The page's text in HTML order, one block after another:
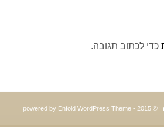
כדי לכתוב תגובה.
-
powered by Enfold WordPress Theme